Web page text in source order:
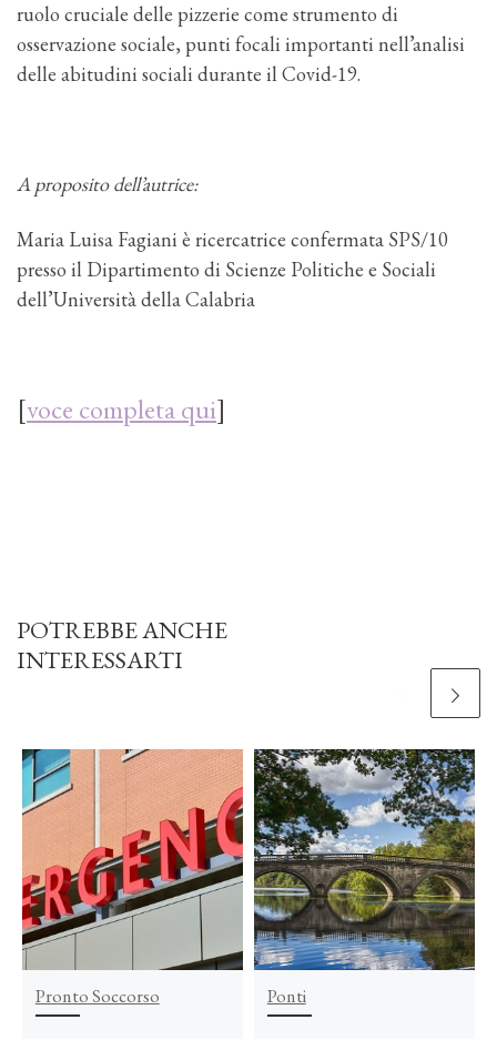
ruolo cruciale delle pizzerie come strumento di
osservazione sociale, punti focali importanti nell’analisi
delle abitudini sociali durante il Covid-19.
A proposito dell’autrice:
Maria Luisa Fagiani è ricercatrice confermata SPS/10
presso il Dipartimento di Scienze Politiche e Sociali
dell’Università della Calabria
[voce completa qui]
POTREBBE ANCHE
INTERESSARTI
Pronto Soccorso Ponti